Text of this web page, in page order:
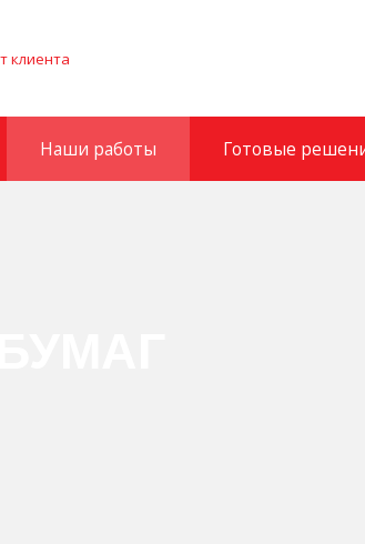
клиента
Наши работы Готовые